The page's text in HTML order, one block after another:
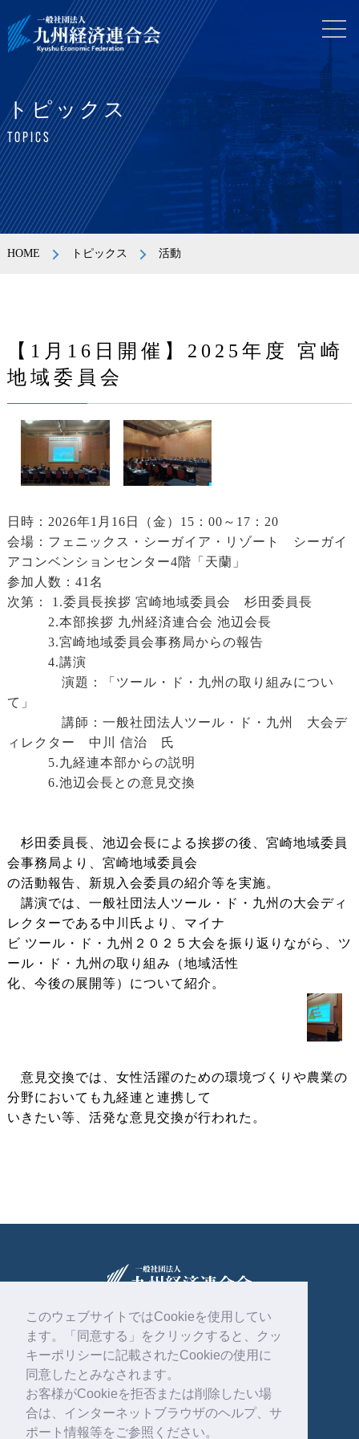
このウェブサイトではCookieを使用してい
ます。「同意する」をクリックすると、クッ
キーポリシーに記載されたCookieの使用に
同意したとみなされます。
お客様がCookieを拒否または削除したい場
合は、インターネットブラウザのヘルプ、サ
ポート情報等をご参照ください。
トピックス
TOPICS
HOME トピックス 活動
【1月16日開催】2025年度 宮崎
地域委員会
日時：2026年1月16日（金）15：00～17：20
会場：フェニックス・シーガイア・リゾート シーガイ
アコンベンションセンター4階「天蘭」
参加人数：41名
次第： 1.委員長挨拶 宮崎地域委員会 杉田委員長
2.本部挨拶 九州経済連合会 池辺会長
3.宮崎地域委員会事務局からの報告
4.講演
演題：「ツール・ド・九州の取り組みについ
て」
講師：一般社団法人ツール・ド・九州 大会デ
ィレクター 中川 信治 氏
5.九経連本部からの説明
6.池辺会長との意見交換
杉田委員長、池辺会長による挨拶の後、宮崎地域委員
会事務局より、宮崎地域委員会
の活動報告、新規入会委員の紹介等を実施。
講演では、一般社団法人ツール・ド・九州の大会ディ
レクターである中川氏より、マイナ
ビ ツール・ド・九州２０２５大会を振り返りながら、ツ
ール・ド・九州の取り組み（地域活性
化、今後の展開等）について紹介。
意見交換では、女性活躍のための環境づくりや農業の
分野においても九経連と連携して
いきたい等、活発な意見交換が行われた。
〒810-0004
福岡市中央区渡辺通2丁目1番82号
092-761-4261